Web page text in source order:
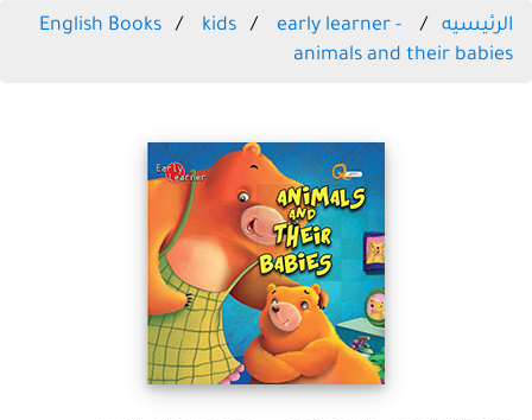
الرئيسيه English Books kids
early learner -
animals and their babies